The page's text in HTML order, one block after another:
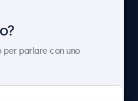
per parlare con uno